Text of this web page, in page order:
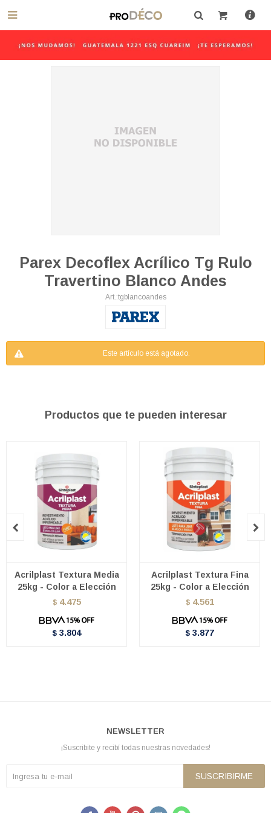

Parex Decoflex Acrílico Tg Rulo
Travertino Blanco Andes
tgblancoandes
Este artículo está agotado.
Productos que te pueden interesar
Acrilplast Textura Media
25kg - Color a Elección
$ 4.475
$ 3.804
Acrilplast Textura Fina
25kg - Color a Elección
$ 4.561
$ 3.877
 
NEWSLETTER
¡Suscribite y recibí todas nuestras novedades!
SUSCRIBIRME